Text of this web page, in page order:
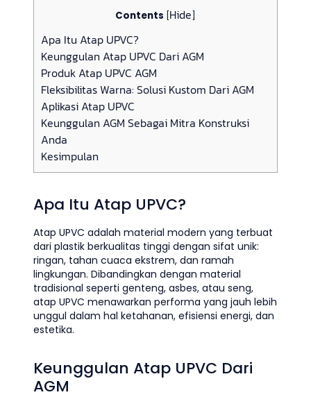
Contents Hide
Apa Itu Atap UPVC?
Keunggulan Atap UPVC Dari AGM
Produk Atap UPVC AGM
Fleksibilitas Warna: Solusi Kustom Dari AGM
Aplikasi Atap UPVC
Keunggulan AGM Sebagai Mitra Konstruksi
Anda
Kesimpulan
Apa Itu Atap UPVC?
Atap UPVC adalah material modern yang terbuat
dari plastik berkualitas tinggi dengan sifat unik:
ringan, tahan cuaca ekstrem, dan ramah
lingkungan. Dibandingkan dengan material
tradisional seperti genteng, asbes, atau seng,
atap UPVC menawarkan performa yang jauh lebih
unggul dalam hal ketahanan, efisiensi energi, dan
estetika.
Keunggulan Atap UPVC Dari
AGM